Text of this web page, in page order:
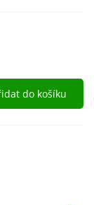
do košíku